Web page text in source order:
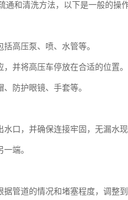
和清洗方法，以下是一般的操作
高压泵、喷、水管等。
并将高压车停放在合适的位置。
防护眼镜、手套等。
口，并确保连接牢固，无漏水现
端。
管道的情况和堵塞程度，调整